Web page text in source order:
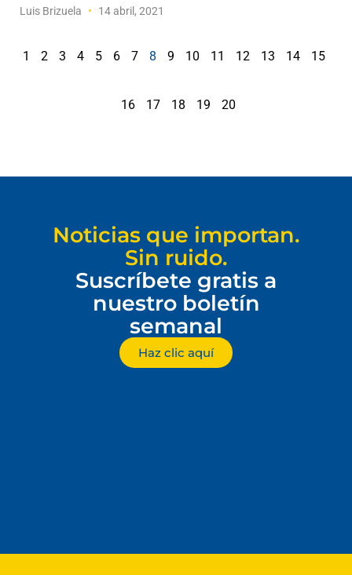
Luis Brizuela 14 abril, 2021
1 2 3 4 5 6 7 8 9 10 11 12 13 14 15
16 17 18 19 20
Noticias que importan.
Sin ruido.
Suscríbete gratis a
nuestro boletín
semanal
Haz clic aquí